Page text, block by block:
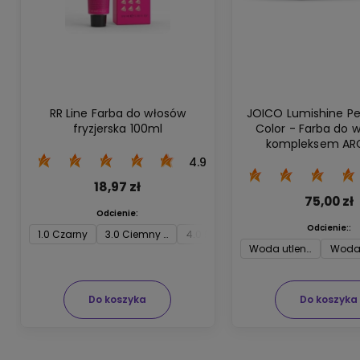
RR Line Farba do włosów
fryzjerska 100ml
4.9
18,97 zł
Do koszyka
Odcienie:
1.0 Czarny 3.0 Ciemny brąz 4.0 Średni brąz 5.0 Jasny brąz
JOICO Lumishine
Color - Farba do
kompleksem
75,00 zł
Do koszyka
Odcienie::
Woda utleniona Joico